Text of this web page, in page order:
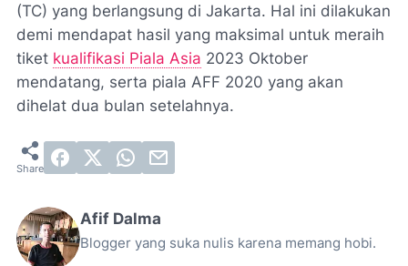
(TC) yang berlangsung di Jakarta. Hal ini dilakukan
demi mendapat hasil yang maksimal untuk meraih
tiket kualifikasi Piala Asia 2023 Oktober
mendatang, serta piala AFF 2020 yang akan
dihelat dua bulan setelahnya.
Afif Dalma
Blogger yang suka nulis karena memang hobi.